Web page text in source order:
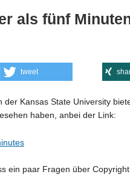
als fünf
tweet
der Kansas State University
haben, anbei der Link:
ein paar Fragen über